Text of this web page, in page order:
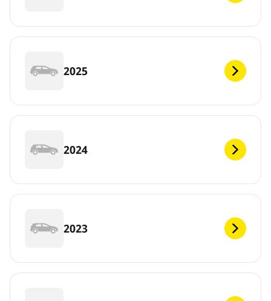
2025
2024
2023